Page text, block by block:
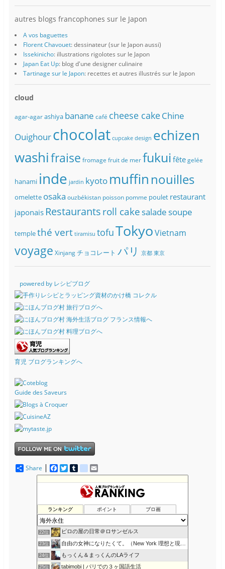
autres blogs francophones sur le Japon
A vos baguettes
Florent Chavouet: dessinateur (sur le Japon aussi)
Issekinicho: illustrations rigolotes sur le Japon
Japan Eat Up: blog d'une designer culinaire
Tartinage sur le Japon: recettes et autres illustrés sur le Japon
cloud
agar-agar ashiya banane café cheese cakeChine
Ouighourchocolat cupcake design echizen
washifraise fromage fruit de mer fukui fête gelée
hanami inde jardin kyoto muffin nouilles
omelette osaka ouzbékistan poisson pomme poulet restaurant
japonais Restaurantsroll cake salade soupe
templethé vert tiramisu tofuTokyoVietnam
voyage Xinjang チョコレート パリ 京都 東京
powered by レシピブログ
育児 ブログランキングへ
Guide des Saveurs
Share
F
a
c
o
o
k
T
w
i
e
r
T
u
m
b
d
e
l
i
c
o
u
s
m
a
i
l
ランキング ポイント ブロ画
カナダへ留学・移民！ Iacanada オフィシャルブログ
ゆるゆるリアルフード、デトックス
20位 KaztyのAmerican Life (NY)
21位 カナダで田舎生活 with バレエ
22位 ピロの屋の日常＠ロサンゼルス
23位 自由の女神になりたくて。（New York 理想と現実ライ…
24位 もっくん＆まっくんのLAライフ
25位 tabimobi | パリでの３ヶ国語生活